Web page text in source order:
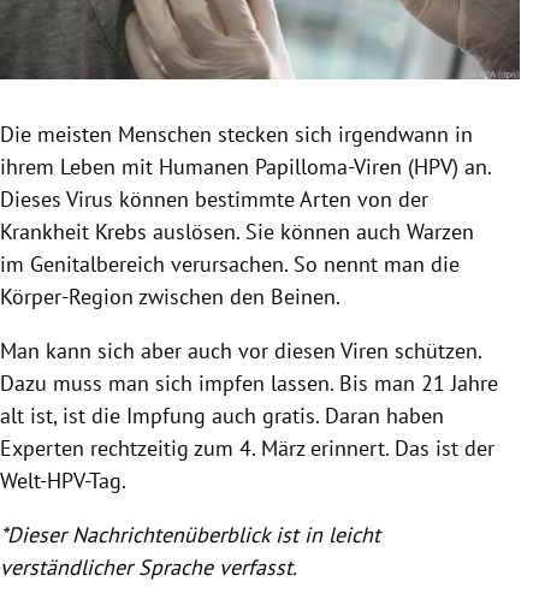
Untermenü
Untermenü
Untermenü
Die meisten Menschen stecken sich irgendwann in
ihrem Leben mit Humanen Papilloma-Viren (HPV) an.
Dieses Virus können bestimmte Arten von der
Krankheit Krebs auslösen. Sie können auch Warzen
im Genitalbereich verursachen. So nennt man die
Körper-Region zwischen den Beinen.
Man kann sich aber auch vor diesen Viren schützen.
Dazu muss man sich impfen lassen. Bis man 21 Jahre
alt ist, ist die Impfung auch gratis. Daran haben
Experten rechtzeitig zum 4. März erinnert. Das ist der
Welt-HPV-Tag.
*Dieser Nachrichtenüberblick ist in leicht
verständlicher Sprache verfasst.